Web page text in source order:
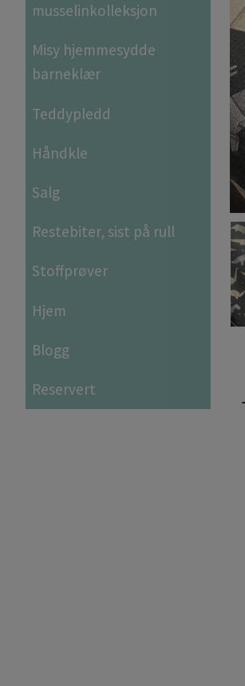
musselinkolleksjon
Misy hjemmesydde
barneklær
Teddypledd
Håndkle
Salg
Restebiter, sist på rull
Stoffprøver
Hjem
Blogg
Reservert